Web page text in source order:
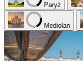
Paryż
Mediolan